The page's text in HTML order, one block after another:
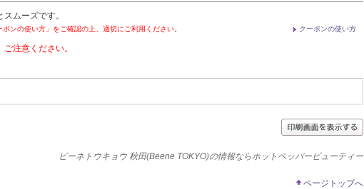
ムーズです。
ンの使い方」をご確認の上、適切にご利用ください。 クーポンの使い方
注意ください。
ビーネトウキョウ 秋田(Beene TOKYO)の情報ならホットペッパービューティー
ページトップへ